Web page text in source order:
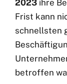
2023 ihre
Frist kann
schnellsten
betroffen